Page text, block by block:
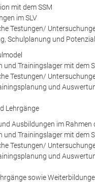
mit dem SSM
im SLV
Testungen/
Schulplanung und
Trainingslager mit dem
Testungen/
und
Lehrgänge
Ausbildungen im Rahmen
Trainingslager mit dem
Testungen/
und
sowie